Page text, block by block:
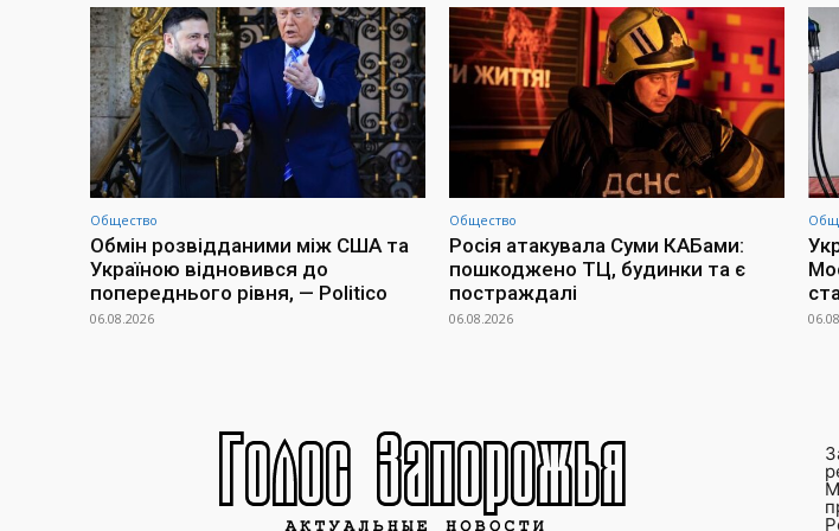
Общество
Обмін розвідданими між США та
Україною відновився до
попереднього рівня, — Politico
06.08.2026
Общество
Росія атакувала Суми КАБами:
пошкоджено ТЦ, будинки та є
постраждалі
06.08.2026